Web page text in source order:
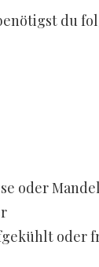
du
oder
oder